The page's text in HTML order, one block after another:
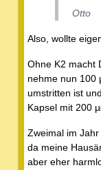
Otto
Also, wollte
Ohne K2 macht
nehme nun 100
umstritten ist
Kapsel mit 200
Zweimal im
da meine
aber eher